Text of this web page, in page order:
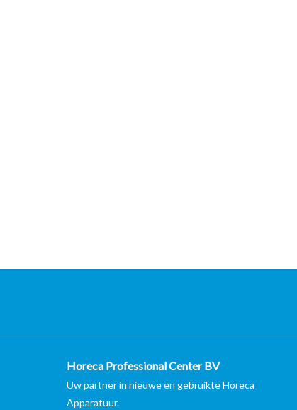
Horeca Professional Center BV
Uw partner in nieuwe en gebruikte Horeca
Apparatuur.